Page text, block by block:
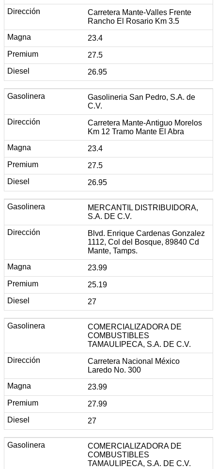
Carretera Mante-Valles Frente
Rancho El Rosario Km 3.5
23.4
27.5
26.95
Gasolineria San Pedro, S.A. de
C.V.
Carretera Mante-Antiguo Morelos
Km 12 Tramo Mante El Abra
23.4
27.5
26.95
MERCANTIL DISTRIBUIDORA,
S.A. DE C.V.
Blvd. Enrique Cardenas Gonzalez
1112, Col del Bosque, 89840 Cd
Mante, Tamps.
23.99
25.19
27
COMERCIALIZADORA DE
COMBUSTIBLES
TAMAULIPECA, S.A. DE C.V.
Carretera Nacional México
Laredo No. 300
23.99
27.99
27
COMERCIALIZADORA DE
COMBUSTIBLES
TAMAULIPECA, S.A. DE C.V.